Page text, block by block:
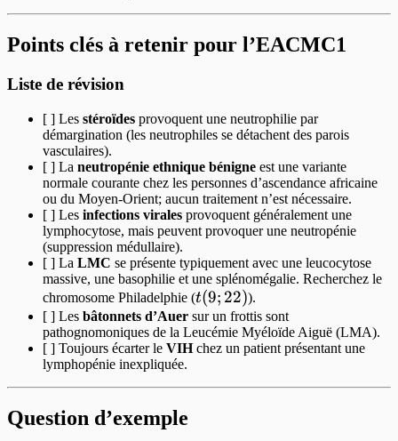
Points clés à retenir pour l’EACMC1
Liste de révision
[ ] Les stéroïdes provoquent une neutrophilie par
démargination (les neutrophiles se détachent des parois
vasculaires).
[ ] La neutropénie ethnique bénigne est une variante
normale courante chez les personnes d’ascendance africaine
ou du Moyen-Orient; aucun traitement n’est nécessaire.
[ ] Les infections virales provoquent généralement une
lymphocytose, mais peuvent provoquer une neutropénie
(suppression médullaire).
[ ] La LMC se présente typiquement avec une leucocytose
massive, une basophilie et une splénomégalie. Recherchez le
chromosome Philadelphie (t(9;22)
t(9; 22)).
[ ] Les bâtonnets d’Auer sur un frottis sont
pathognomoniques de la Leucémie Myéloïde Aiguë (LMA).
[ ] Toujours écarter le VIHchez un patient présentant une
lymphopénie inexpliquée.
Question d’exemple